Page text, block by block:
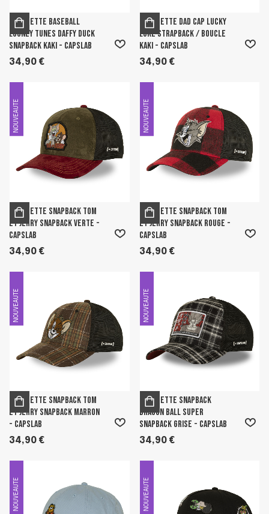
Casquette Baseball
Looney Tunes Daffy Duck
Snapback Kaki - Capslab
34,90 €
Casquette Dad cap Lucky
Luke Strapback / Boucle
Kaki - Capslab
34,90 €
NOUVEAUTE
Casquette Snapback Tom
Et Jerry Snapback Verte -
Capslab
34,90 €
NOUVEAUTE
Casquette Snapback Tom
Et Jerry Snapback Rouge -
Capslab
34,90 €
NOUVEAUTE
Casquette Snapback Tom
Et Jerry Snapback Marron
- Capslab
34,90 €
NOUVEAUTE
Casquette Snapback
Dragon Ball Super
Snapback Grise - Capslab
34,90 €
NOUVEAUTE NOUVEAUTE